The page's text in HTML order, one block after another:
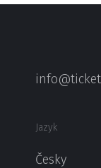
Jazyk
Česky